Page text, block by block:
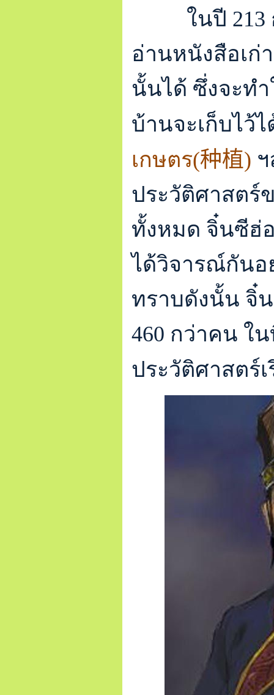
ในปี
อ่านหนังสือเก่
นั้นได้ ซึ่งจะท
บ้านจะเก็บไว้
เกษตร(种植)
ประวัติศาสตร์
ทั้งหมด จิ๋นซีฮ่
ได้วิจารณ์กันอ
ทราบดังนั้น จิ๋
460 กว่าคน ใ
ประวัติศาสตร์